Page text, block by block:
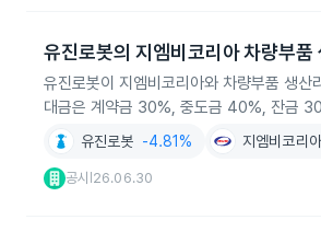
유진로봇의 지엠비코리아 차량부
유진로봇이 지엠비코리아와 차량부품 생
대금은 계약금 30%, 중도금 40%, 잔금
유진로봇 -4.81% 지엠비코리아
공시 26.06.30